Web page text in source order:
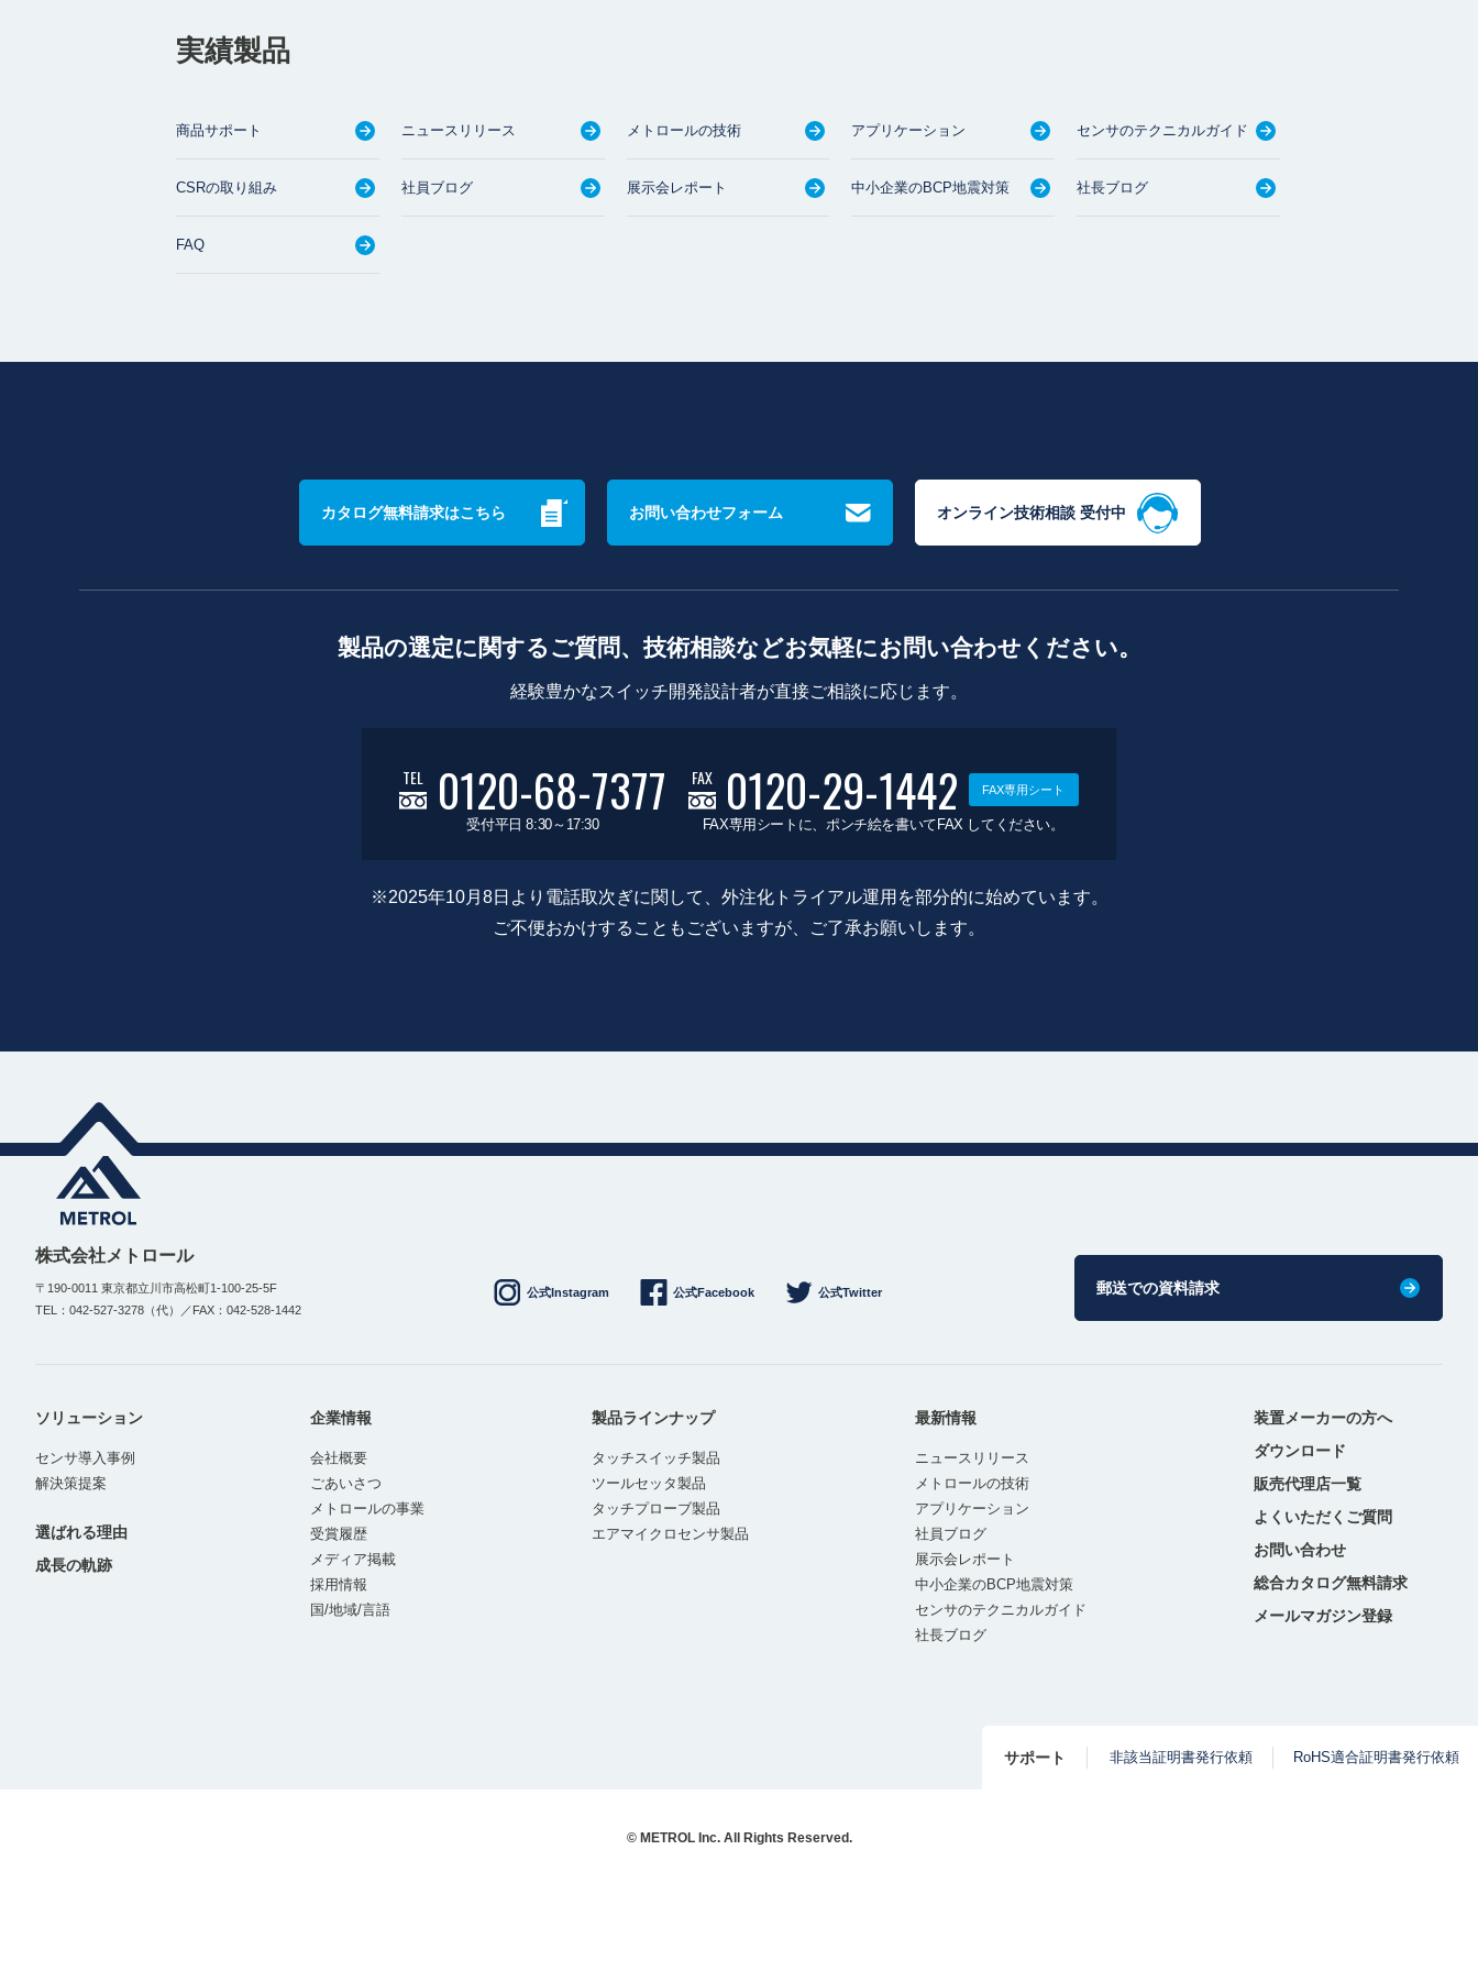
実績製品
商品サポート ニュースリリース メトロールの技術 アプリケーション センサのテクニカルガイド
CSRの取り組み 社員ブログ 展示会レポート 中小企業のBCP地震対策 社長ブログ
FAQ
カタログ無料請求はこちら お問い合わせフォーム オンライン技術相談 受付中
製品の選定に関するご質問、技術相談などお気軽にお問い合わせください。
経験豊かなスイッチ開発設計者が直接ご相談に応じます。
TEL 0120-68-7377
受付平日 8:30～17:30
FAX 0120-29-1442 FAX専用シート
FAX専用シートに、ポンチ絵を書いてFAX してください。
※2025年10月8日より電話取次ぎに関して、外注化トライアル運用を部分的に始めています。
ご不便おかけすることもございますが、ご了承お願いします。
株式会社メトロール
〒190-0011 東京都立川市高松町1-100-25-5F
TEL：042-527-3278（代）／FAX：042-528-1442
公式Instagram 公式Facebook 公式Twitter 郵送での資料請求
ソリューション
センサ導入事例
解決策提案
選ばれる理由
成長の軌跡
企業情報
会社概要
ごあいさつ
メトロールの事業
受賞履歴
メディア掲載
採用情報
国/地域/言語
製品ラインナップ
タッチスイッチ製品
ツールセッタ製品
タッチプローブ製品
エアマイクロセンサ製品
最新情報
ニュースリリース
メトロールの技術
アプリケーション
社員ブログ
展示会レポート
中小企業のBCP地震対策
センサのテクニカルガイド
社長ブログ
装置メーカーの方へ
ダウンロード
販売代理店一覧
よくいただくご質問
お問い合わせ
総合カタログ無料請求
メールマガジン登録
サポート 非該当証明書発行依頼 RoHS適合証明書発行依頼
© METROL Inc. All Rights Reserved.